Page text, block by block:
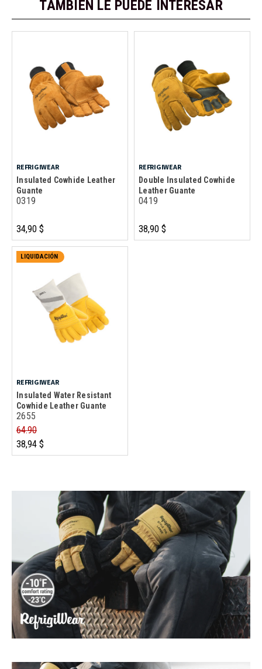
TAMBIÉN LE PUEDE INTERESAR
REFRIGIWEAR
Insulated Cowhide Leather
Guante
0319
34,90 $
REFRIGIWEAR
Double Insulated Cowhide
Leather Guante
0419
38,90 $
LIQUIDACIÓN
REFRIGIWEAR
Insulated Water Resistant
Cowhide Leather Guante
2655
64.90
38,94 $